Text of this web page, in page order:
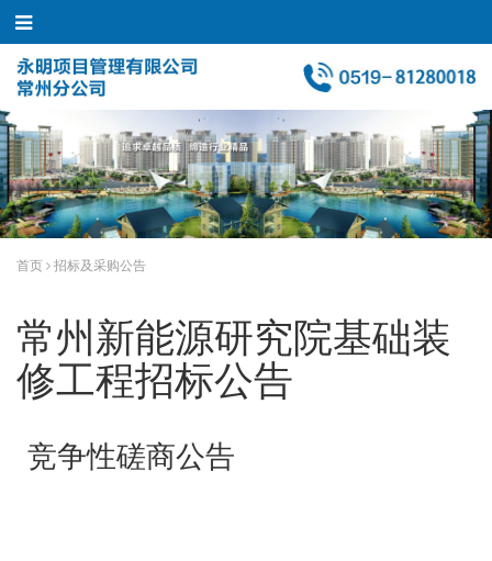
首页 招标及采购公告
常州新能源研究院基础装
修工程招标公告
竞争性磋商公告